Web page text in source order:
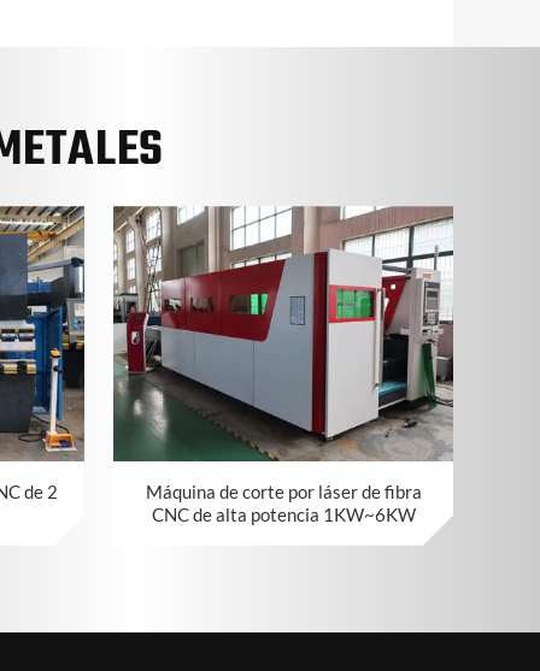
de 2
Máquina de corte por láser de fibra
CNC de alta potencia 1KW~6KW